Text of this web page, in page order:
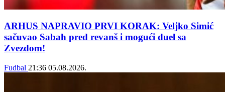
ARHUS NAPRAVIO PRVI KORAK: Veljko Simić
sačuvao Sabah pred revanš i mogući duel sa
Zvezdom!
Fudbal 21:36 05.08.2026.